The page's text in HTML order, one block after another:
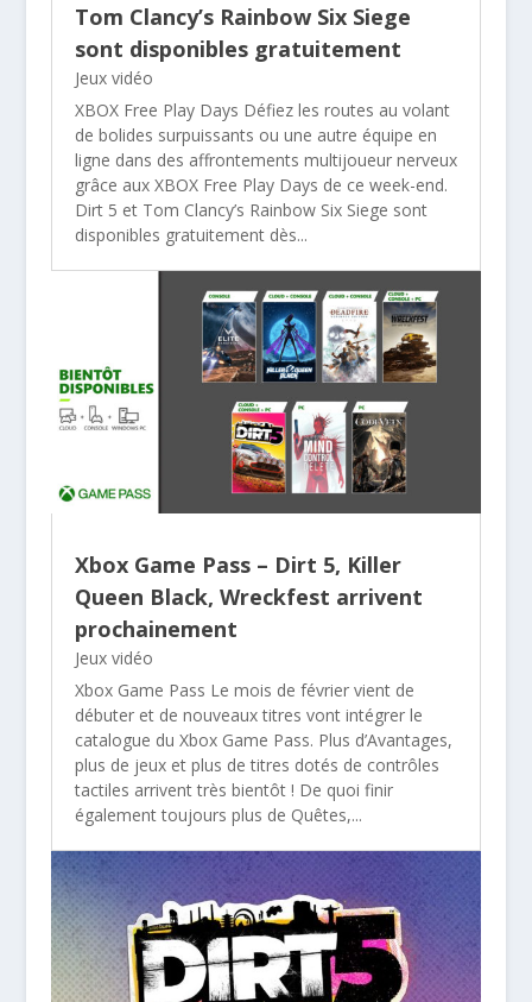
Tom Clancy’s Rainbow Six Siege
sont disponibles gratuitement
Jeux vidéo
XBOX Free Play Days Défiez les routes au volant
de bolides surpuissants ou une autre équipe en
ligne dans des affrontements multijoueur nerveux
grâce aux XBOX Free Play Days de ce week-end.
Dirt 5 et Tom Clancy’s Rainbow Six Siege sont
disponibles gratuitement dès...
Xbox Game Pass – Dirt 5, Killer
Queen Black, Wreckfest arrivent
prochainement
Jeux vidéo
Xbox Game Pass Le mois de février vient de
débuter et de nouveaux titres vont intégrer le
catalogue du Xbox Game Pass. Plus d’Avantages,
plus de jeux et plus de titres dotés de contrôles
tactiles arrivent très bientôt ! De quoi finir
également toujours plus de Quêtes,...